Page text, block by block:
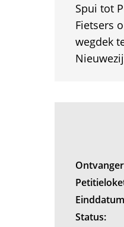
Spui tot
Fietsers
wegdek
Status: